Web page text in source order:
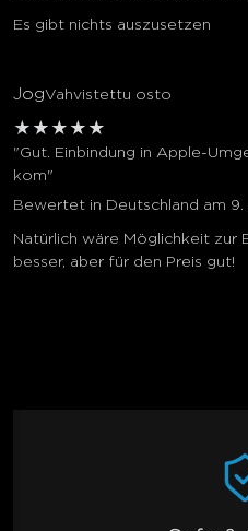
Es gibt nichts auszusetzen
JogVahvistettu osto
★ ★ ★ ★ ★
"Gut. Einbindung in Apple-
kom"
Bewertet in Deutschland am 9.
Natürlich wäre Möglichkeit zur
besser, aber für den Preis gut!